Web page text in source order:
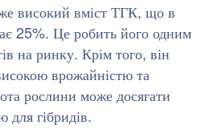
високий вміст ТГК, що в
25%. Це робить його одним
на ринку. Крім того, він
врожайністю та
рослини може досягати
гібридів.